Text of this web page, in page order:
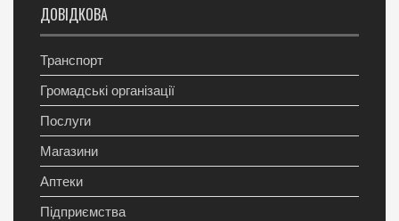
ДОВІДКОВА
Транспорт
Громадські організації
Послуги
Магазини
Аптеки
Підприємства